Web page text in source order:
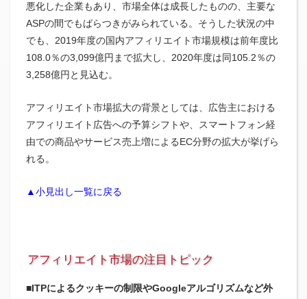
悪化した企業もあり、市場全体は成長したものの、主要な
ASPの間でもばらつきがみられている。そうした状況の中
でも、2019年度の国内アフィリエイト市場規模は前年度比
108.0％の3,099億円まで拡大し、2020年度は同105.2％の
3,258億円と見込む。
アフィリエイト市場拡大の背景としては、広告主における
アフィリエイト広告への予算シフトや、スマートフォン経
由での商品やサービス売上増によるEC分野の拡大が挙げら
れる。
▲小見出し一覧に戻る
アフィリエイト市場の注目トピック
■ITPによるクッキーの制限やGoogleアルゴリズムなど外